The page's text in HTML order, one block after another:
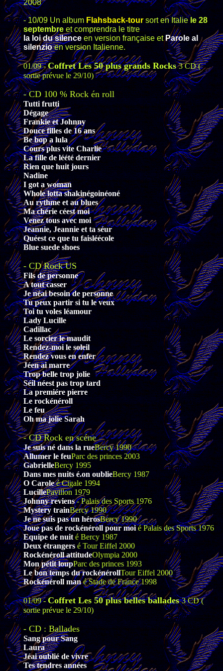
2008
- 10/09 Un album Flahsback-tour sort en Italiele 28
septembre et comprendra le titre
la loi du silence en version française etParole al
silenzioen version Italienne.
01/09 -Coffret Les 50 plus grands Rocks3 CD (
sortie prévue le 29/10)
- CD 100 % Rock én roll
Tutti frutti
Dégage
Frankie et Johnny
Douce filles de 16 ans
Be bop a lula
Cours plus vite Charlie
La fille de léété dernier
Rien que huit jours
Nadine
I got a woman
Whole lotta shakinégoinéoné
Au rythme et au blues
Ma chérie céest moi
Venez tous avec moi
Jeannie, Jeannie et ta séur
Quéest ce que tu faisléécole
Blue suede shoes
- CD Rock US
Fils de personne
A tout casser
Je néai besoin de personne
Tu peux partir si tu le veux
Toi tu voles léamour
Lady Lucille
Cadillac
Le sorcier le maudit
Rendez-moi le soleil
Rendez vous en enfer
Jéen ai marre
Trop belle trop jolie
Séil néest pas trop tard
La premiére pierre
Le rockénéroll
Le feu
Oh ma jolie Sarah
- CD Rock en scéne
Je suis né dans la rueBercy 1990
Allumer le feuParc des princes 2003
GabrielleBercy 1995
Dans mes nuits é.on oublieBercy 1987
O Caroleé Cigale 1994
LucillePavillon 1979
Johnny reviens- Palais des Sports 1976
Mystery trainBercy 1990
Je ne suis pas un hérosBercy 1990
Joue pas de rockénéroll pour moié Palais des Sports 1976
Equipe de nuit é Bercy 1987
Deux étrangersé Tour Eiffel 2000
Rockénéroll attitudeOlympia 2000
Mon pétit loupParc des princes 1993
Le bon temps du rockénérollTour Eiffel 2000
Rockénéroll mané Stade de France 1998
01/09 -Coffret Les 50 plus belles ballades3 CD (
sortie prévue le 29/10)
- CD : Ballades
Sang pour Sang
Laura
Jéai oublié de vivre
Tes tendres années